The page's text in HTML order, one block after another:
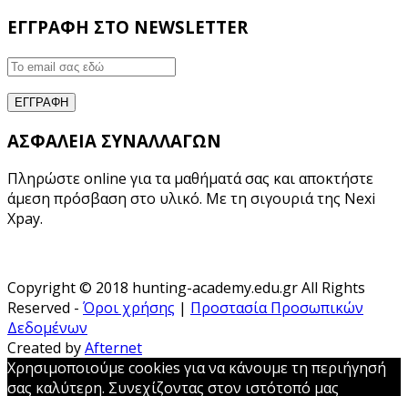
ΕΓΓΡΑΦΗ ΣΤΟ NEWSLETTER
ΑΣΦΑΛΕΙΑ ΣΥΝΑΛΛΑΓΩΝ
Πληρώστε online για τα μαθήματά σας και αποκτήστε
άμεση πρόσβαση στο υλικό. Με τη σιγουριά της Nexi
Xpay.
Copyright © 2018 hunting-academy.edu.gr All Rights
Reserved - Όροι χρήσης | Προστασία Προσωπικών
Δεδομένων
Created byAfternet
Χρησιμοποιούμε cookies για να κάνουμε τη περιήγησή
σας καλύτερη. Συνεχίζοντας στον ιστότοπό μας